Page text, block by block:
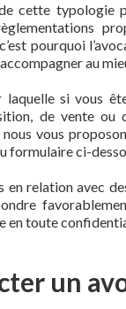
cette typologie
pourquoi
au
laquelle si vous
de vente ou
vous
formulaire ci-
en relation avec
en toute
un